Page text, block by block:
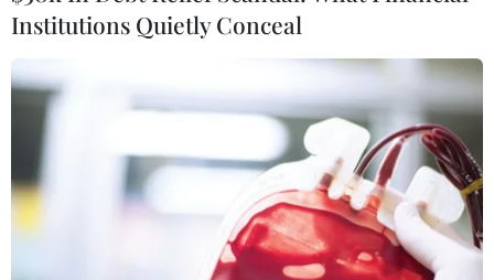
Institutions Quietly Conceal